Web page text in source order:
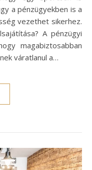
a pénzügyekben is a
vezethet sikerhez.
A pénzügyi
magabiztosabban
váratlanul a…